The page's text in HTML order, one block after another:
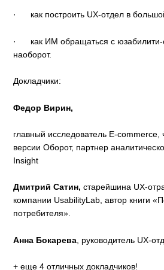
· как построить UX-отдел в
· как ИМ обращаться с юзабилити-
наоборот.
Докладчики:
Федор Вирин,
главный исследователь E-commerce,
версии Оборот, партнер
Insight
Дмитрий Сатин,старейшина UX-
компании UsabilityLab, автор книги
потребителя».
Анна Бокарева , руководитель UX-
+ еще 4 отличных докладчиков!